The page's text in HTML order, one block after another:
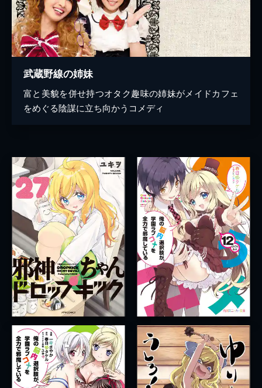
武蔵野線の姉妹
富と美貌を併せ持つオタク趣味の姉妹がメイドカフェ
をめぐる陰謀に立ち向かうコメディ